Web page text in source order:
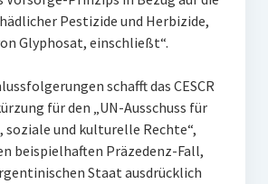
Pestizide und Herbizide,
Glyphosat, einschließt“.
schafft das CESCR
für den „UN-Ausschuss für
und kulturelle Rechte“,
beispielhaften Präzedenz-Fall,
Staat ausdrücklich